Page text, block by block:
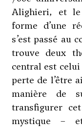
Alighieri, et
forme d’une
s’est passé au
trouve deux
central est
perte de l’être
manière de
transfigurer
mystique –